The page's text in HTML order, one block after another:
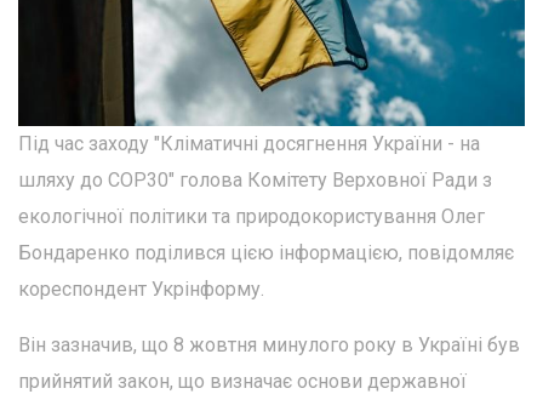
Під час заходу "Кліматичні досягнення України - на
шляху до COP30" голова Комітету Верховної Ради з
екологічної політики та природокористування Олег
Бондаренко поділився цією інформацією, повідомляє
кореспондент Укрінформу.
Він зазначив, що 8 жовтня минулого року в Україні був
прийнятий закон, що визначає основи державної